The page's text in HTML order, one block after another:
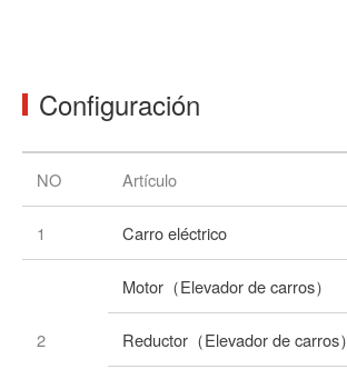
Configuración
NO Artículo
1 Carro eléctrico
2
Motor（Elevador de carros）
Reductor（Elevador de carros）